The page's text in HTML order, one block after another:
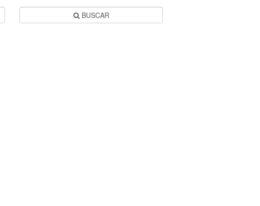
BUSCAR